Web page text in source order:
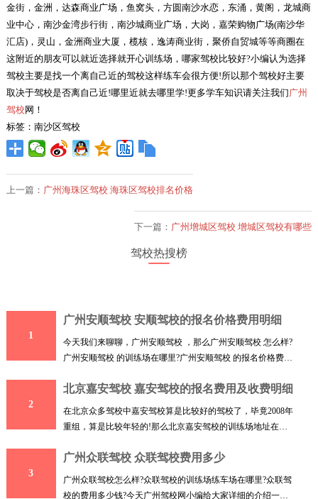
金街，金洲，达森商业广场，鱼窝头，方圆南沙水恋，东涌，黄阁，龙城商
业中心，南沙金湾步行街，南沙城商业广场，大岗，嘉荣购物广场(南沙华
汇店)，灵山，金洲商业大厦，榄核，逸涛商业街，聚侨自贸城等等商圈在
这附近的朋友可以就近选择就开心训练场，哪家驾校比较好?小编认为选择
驾校主要是找一个离自己近的驾校这样练车会很方便!所以那个驾校好主要
取决于驾校是否离自己近!哪里近就去哪里学!更多学车知识请关注我们广州
驾校 网！
标签：南沙区驾校
上一篇： 广州海珠区驾校 海珠区驾校排名价格
下一篇： 广州增城区驾校 增城区驾校有哪些
驾校热搜榜
1
广州安顺驾校 安顺驾校的报名价格费用明细
今天我们来聊聊，广州安顺驾校 ，那么广州安顺驾校 怎么样?
广州安顺驾校 的训练场在哪里?广州安顺驾校 的报名价格费用
2
北京嘉安驾校 嘉安驾校的报名费用及收费明细
在北京众多驾校中嘉安驾校算是比较好的驾校了，毕竟2008年
重组，算是比较年轻的!那么北京嘉安驾校的训练场地址在哪
3
广州众联驾校 众联驾校费用多少
广州众联驾校怎么样?众联驾校的训练场练车场在哪里?众联驾
校的费用多少钱?今天广州驾校网小编给大家详细的介绍一下